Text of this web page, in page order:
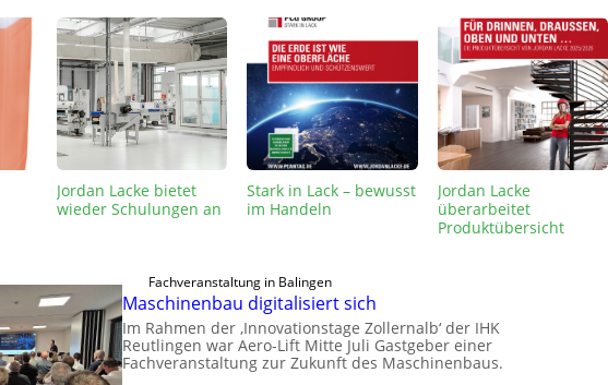
Jordan Lacke bietet
wieder Schulungen an
Stark in Lack – bewusst
im Handeln
Jordan Lacke
überarbeitet
Produktübersicht
Fachveranstaltung in Balingen
Maschinenbau digitalisiert sich
Im Rahmen der ‚Innovationstage Zollernalb‘ der IHK
Reutlingen war Aero-Lift Mitte Juli Gastgeber einer
Fachveranstaltung zur Zukunft des Maschinenbaus.